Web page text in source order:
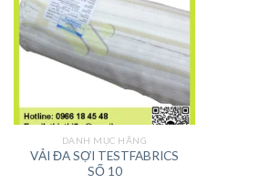
DANH MỤC HÃNG
VẢI ĐA SỢI TESTFABRICS
SỐ 10